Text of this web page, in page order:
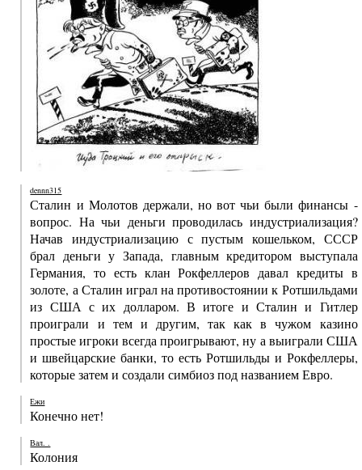
dennn315
Сталин и Молотов держали, но вот чьи были финансы -
вопрос. На чьи деньги проводилась индустриализация?
Начав индустриализацию с пустым кошельком, СССР
брал деньги у Запада, главным кредитором выступала
Германия, то есть клан Рокфеллеров давал кредиты в
золоте, а Сталин играл на противостоянии к Ротшильдами
из США с их долларом. В итоге и Сталин и Гитлер
проиграли и тем и другим, так как в чужом казино
простые игроки всегда проигрывают, ну а выиграли США
и швейцарские банки, то есть Ротшильды и Рокфеллеры,
которые затем и создали симбиоз под названием Евро.
Ежи
Конечно нет!
Вал. .
Колония